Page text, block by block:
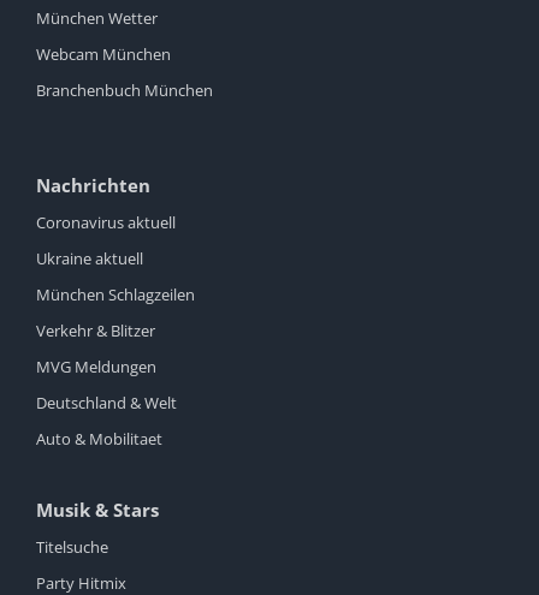
München Wetter
Webcam München
Branchenbuch München
Nachrichten
Coronavirus aktuell
Ukraine aktuell
München Schlagzeilen
Verkehr & Blitzer
MVG Meldungen
Deutschland & Welt
Auto & Mobilitaet
Musik & Stars
Titelsuche
Party Hitmix